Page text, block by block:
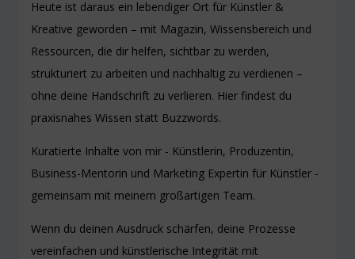
Heute ist daraus ein lebendiger Ort für Künstler &
Kreative geworden – mit Magazin, Wissensbereich und
Ressourcen, die dir helfen, sichtbar zu werden,
strukturiert zu arbeiten und nachhaltig zu verdienen –
ohne deine Handschrift zu verlieren. Hier findest du
praxisnahes Wissen statt Buzzwords.
Kuratierte Inhalte von mir - Künstlerin, Produzentin,
Business-Mentorin und Marketing Expertin für Künstler -
gemeinsam mit meinem großartigen Team.
Wenn du deinen Ausdruck schärfen, deine Prozesse
vereinfachen und künstlerische Integrität mit